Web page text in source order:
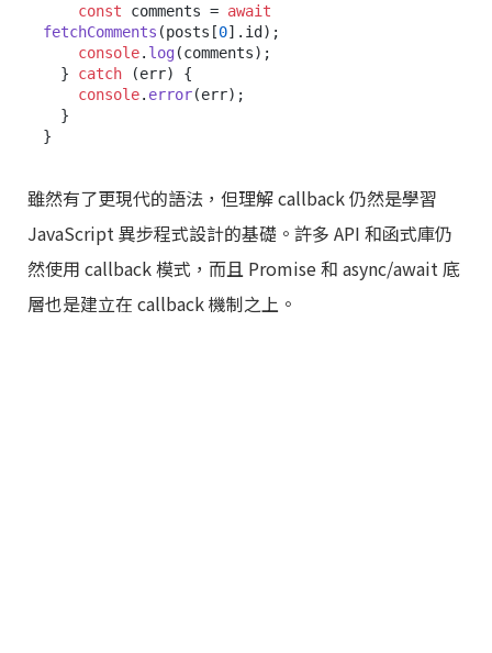
const comments = await
fetchComments (posts[0]. id );
console. log(comments);
  }
catch (err) {
console. error(err);
雖然有了更現代的語法，但理解 callback 仍然是學習
JavaScript 異步程式設計的基礎。許多 API 和函式庫仍
然使用 callback 模式，而且 Promise 和 async/await 底
層也是建立在 callback 機制之上。